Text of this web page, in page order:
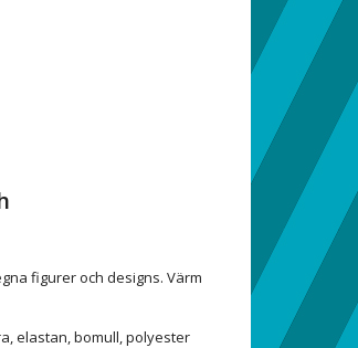
figurer och designs. Värm
elastan, bomull, polyester